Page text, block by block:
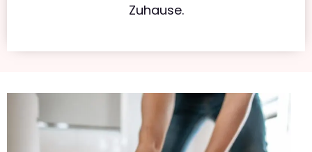
Zuhause.